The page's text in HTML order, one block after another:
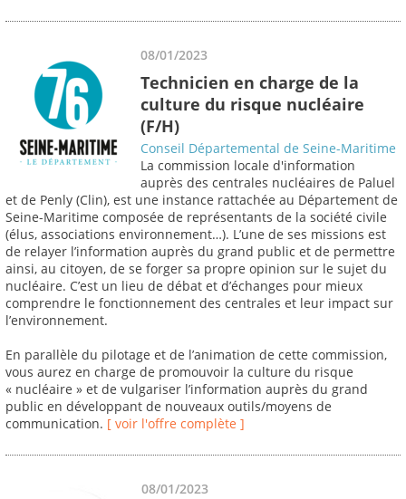
08/01/2023
Technicien en charge de la
culture du risque nucléaire
(F/H)
Conseil Départemental de Seine-Maritime
La commission locale d'information
auprès des centrales nucléaires de Paluel
et de Penly (Clin), est une instance rattachée au Département de
Seine-Maritime composée de représentants de la société civile
(élus, associations environnement…). L’une de ses missions est
de relayer l’information auprès du grand public et de permettre
ainsi, au citoyen, de se forger sa propre opinion sur le sujet du
nucléaire. C’est un lieu de débat et d’échanges pour mieux
comprendre le fonctionnement des centrales et leur impact sur
l’environnement.
En parallèle du pilotage et de l’animation de cette commission,
vous aurez en charge de promouvoir la culture du risque
« nucléaire » et de vulgariser l’information auprès du grand
public en développant de nouveaux outils/moyens de
communication. [ voir l'offre complète ]
08/01/2023